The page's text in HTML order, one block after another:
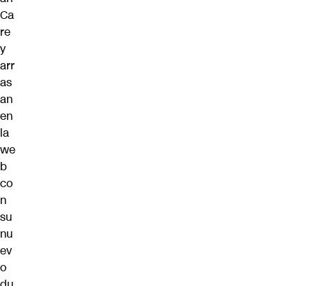
Ca
re
y
arr
as
an
en
la
we
b
co
n
su
nu
ev
o